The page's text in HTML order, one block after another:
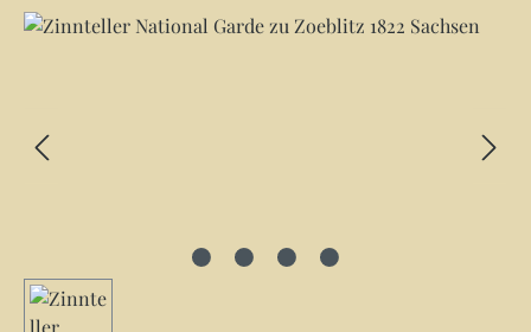
Bildergalerie überspringen